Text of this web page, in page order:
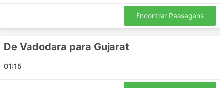
resulta em custos mais altos, pois os preços
podem subir. Calcule também o tempo extra se
você estiver viajando durante as horas de pico,
com a situação do tráfego em seu ponto de
transporte que fica fora do horário com mais
Encontrar Passagens
De Vadodara para Gujarat
01:15